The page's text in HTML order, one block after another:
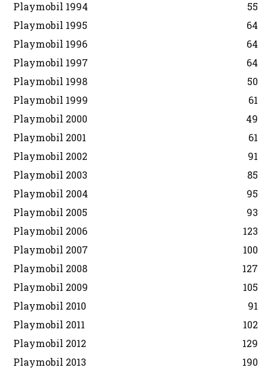
Playmobil 1994
55
Playmobil 1995
64
Playmobil 1996
64
Playmobil 1997
64
Playmobil 1998
50
Playmobil 1999
61
Playmobil 2000
49
Playmobil 2001
61
Playmobil 2002
91
Playmobil 2003
85
Playmobil 2004
95
Playmobil 2005
93
Playmobil 2006
123
Playmobil 2007
100
Playmobil 2008
127
Playmobil 2009
105
Playmobil 2010
91
Playmobil 2011
102
Playmobil 2012
129
Playmobil 2013
190